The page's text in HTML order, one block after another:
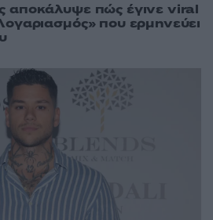
αποκάλυψε πώς έγινε viral
που ερμηνεύει